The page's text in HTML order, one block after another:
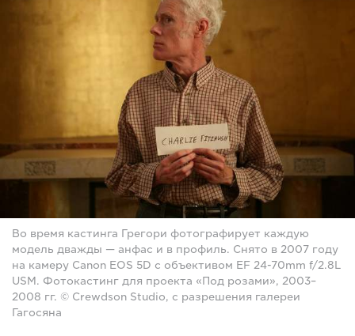
Во время кастинга Грегори фотографирует каждую
модель дважды — анфас и в профиль. Снято в 2007 году
на камеру Canon EOS 5D с объективом EF 24-70mm f/2.8L
USM. Фотокастинг для проекта «Под розами», 2003–
2008 гг. © Crewdson Studio, с разрешения галереи
Гагосяна